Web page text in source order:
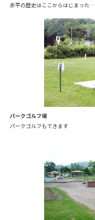
赤平の歴史はここからはじまった…
パークゴルフ場
パークゴルフもできます